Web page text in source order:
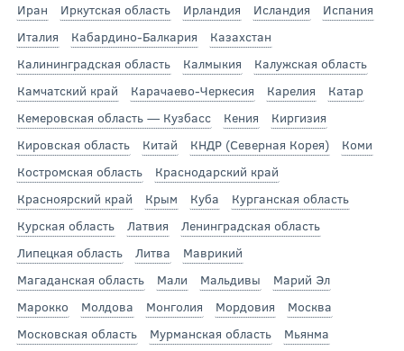
Иран
Иркутская область Ирландия Исландия
Испания
Италия
Кабардино-Балкария
Казахстан
Калининградская область
Калмыкия
Калужская область
Камчатский край
Карачаево-Черкесия Карелия
Катар
Кемеровская область — Кузбасс
Кения
Киргизия
Кировская область
Китай КНДР (Северная Корея)
Коми
Костромская область
Краснодарский край
Красноярский край
Крым Куба
Курганская область
Курская область
Латвия
Ленинградская область
Липецкая область
Литва
Маврикий
Магаданская область
Мали Мальдивы
Марий Эл
Марокко
Молдова Монголия Мордовия
Москва
Московская область
Мурманская область
Мьянма